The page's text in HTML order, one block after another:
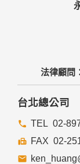
法律顧問
台北總公司
02-
02-